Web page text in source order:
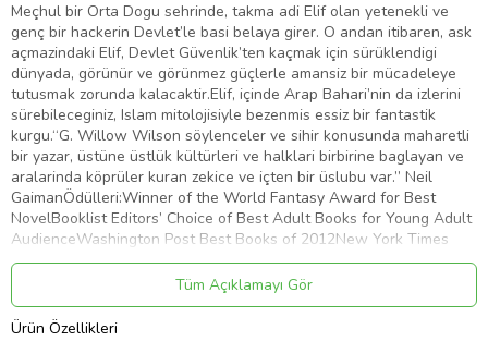
Meçhul bir Orta Dogu sehrinde, takma adi Elif olan yetenekli ve
genç bir hackerin Devlet’le basi belaya girer. O andan itibaren, ask
açmazindaki Elif, Devlet Güvenlik’ten kaçmak için sürüklendigi
dünyada, görünür ve görünmez güçlerle amansiz bir mücadeleye
tutusmak zorunda kalacaktir.Elif, içinde Arap Bahari’nin da izlerini
sürebileceginiz, Islam mitolojisiyle bezenmis essiz bir fantastik
kurgu.“G. Willow Wilson söylenceler ve sihir konusunda maharetli
bir yazar, üstüne üstlük kültürleri ve halklari birbirine baglayan ve
aralarinda köprüler kuran zekice ve içten bir üslubu var.” Neil
GaimanÖdülleri:Winner of the World Fantasy Award for Best
NovelBooklist Editors’ Choice of Best Adult Books for Young Adult
AudienceWashington Post Best Books of 2012New York Times
Notable Book of 2012Christian Science Monitor Top 10 Fiction Title
of the Year2012 Books: Slate Staff PicksFlavorwire’s Best Debut
Novels of 2012NPR: Best Science Fiction of 2012Booklist: Top 10
Debut Novels of 2012Philadelphia City Paper: Best Books of
Tüm Açıklamayı Gör
Ürün Özellikleri